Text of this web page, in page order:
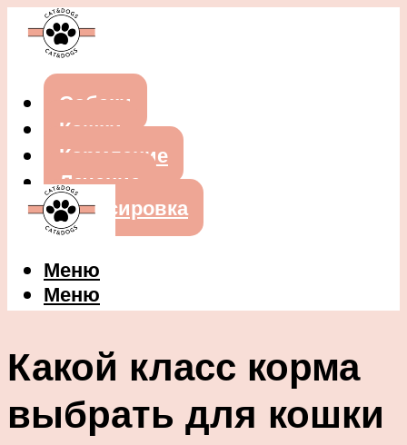
Собаки
Кошки
Кормление
Лечение
Дрессировка
Меню
Меню
Какой класс корма
выбрать для кошки